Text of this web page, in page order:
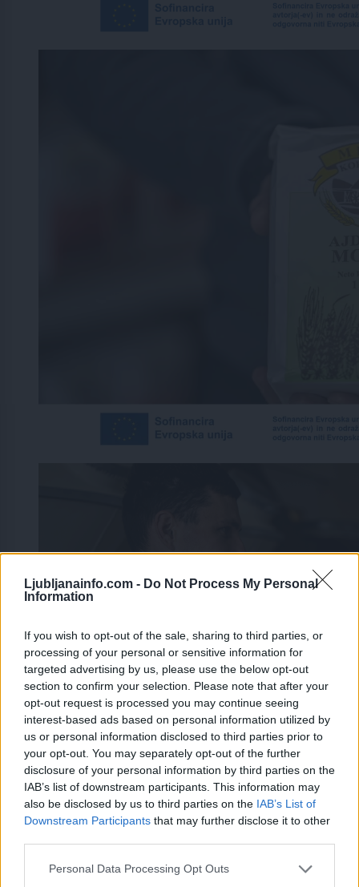
Ljubljanainfo.com - Do Not Process My Personal
Information
If you wish to opt-out of the sale, sharing to third parties, or
processing of your personal or sensitive information for
targeted advertising by us, please use the below opt-out
section to confirm your selection. Please note that after your
opt-out request is processed you may continue seeing
interest-based ads based on personal information utilized by
us or personal information disclosed to third parties prior to
your opt-out. You may separately opt-out of the further
disclosure of your personal information by third parties on the
IAB’s list of downstream participants. This information may
also be disclosed by us to third parties on the IAB’s List of
Downstream Participants that may further disclose it to other
Personal Data Processing Opt Outs
Prijavi se na cajtng